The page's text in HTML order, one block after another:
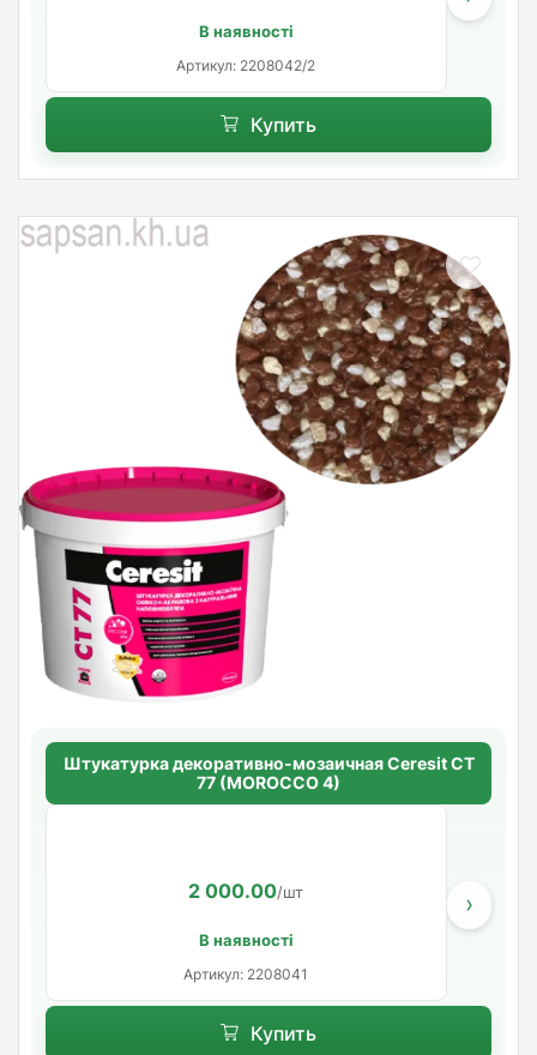
В наявності
Артикул: 2208042/2
Купить
Штукатурка декоративно-мозаичная Ceresit CT
77 (MOROCCO 4)
2 000.00/шт
В наявності
Артикул: 2208041
›
Купить